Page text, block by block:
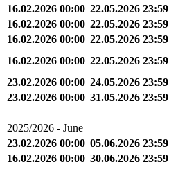
16.02.2026 00:00 22.05.2026 23:59
16.02.2026 00:00 22.05.2026 23:59
16.02.2026 00:00 22.05.2026 23:59
16.02.2026 00:00 22.05.2026 23:59
23.02.2026 00:00 24.05.2026 23:59
23.02.2026 00:00 31.05.2026 23:59
2025/2026 - June
23.02.2026 00:00 05.06.2026 23:59
16.02.2026 00:00 30.06.2026 23:59